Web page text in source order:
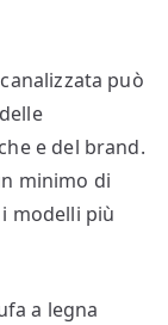
può
e del brand.
minimo di
modelli più
a legna